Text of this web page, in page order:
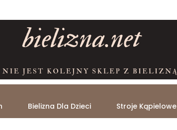
Bielizna Dla Dzieci Stroje Kąpielowe